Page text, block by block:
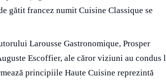
gătit francez numit Cuisine Classique se
Larousse Gastronomique, Prosper
Escoffier, ale căror viziuni au condus
principiile Haute Cuisine reprezintă